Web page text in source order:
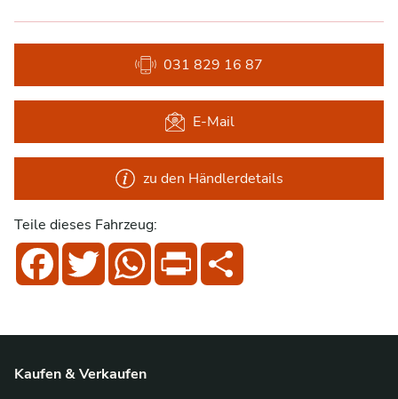
031 829 16 87
E-Mail
zu den Händlerdetails
Teile dieses Fahrzeug:
FacebookTwitterWhatsAppPrint
Kaufen & Verkaufen